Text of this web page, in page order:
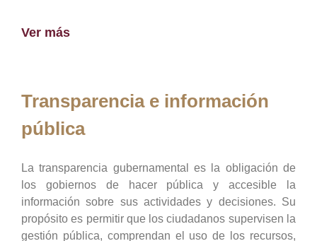
Ver más
Transparencia e información
pública
La transparencia gubernamental es la obligación de
los gobiernos de hacer pública y accesible la
información sobre sus actividades y decisiones. Su
propósito es permitir que los ciudadanos supervisen la
gestión pública, comprendan el uso de los recursos,